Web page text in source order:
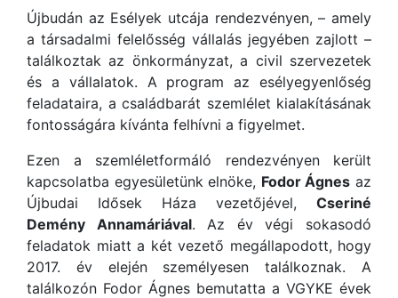
Újbudán az Esélyek utcája rendezvényen, – amely
a társadalmi felelősség vállalás jegyében zajlott –
találkoztak az önkormányzat, a civil szervezetek
és a vállalatok. A program az esélyegyenlőség
feladataira, a családbarát szemlélet kialakításának
fontosságára kívánta felhívni a figyelmet.
Ezen a szemléletformáló rendezvényen került
kapcsolatba egyesületünk elnöke, Fodor Ágnes az
Újbudai Idősek Háza vezetőjével, Cseriné
Demény Annamáriával. Az év végi sokasodó
feladatok miatt a két vezető megállapodott, hogy
2017. év elején személyesen találkoznak. A
találkozón Fodor Ágnes bemutatta a VGYKE évek